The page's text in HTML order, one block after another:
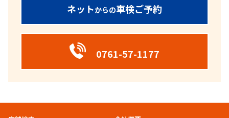
ネットからの車検ご予約
0761-57-1177